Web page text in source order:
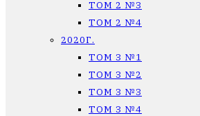
ТОМ 2 №3
ТОМ 2 №4
2020Г.
ТОМ 3 №1
ТОМ 3 №2
ТОМ 3 №3
ТОМ 3 №4